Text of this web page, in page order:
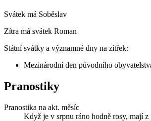
Svátek má Soběslav
Zítra má svátek Roman
Státní svátky a významné dny na zítřek:
Mezinárodní den původního
Pranostiky
Pranostika na akt. měsíc
Když je v srpnu ráno hodně rosy, mají z